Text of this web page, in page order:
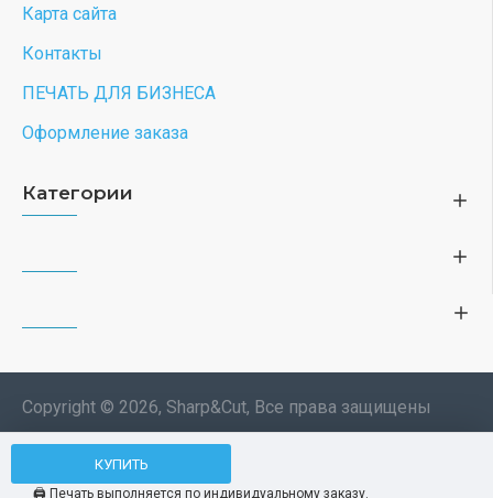
КУПИТЬ
🖨️ Печать выполняется по индивидуальному заказу.
Карта сайта
Контакты
ПЕЧАТЬ ДЛЯ БИЗНЕСА
Оформление заказа
Категории
Copyright © 2026, Sharp&Cut, Все права защищены
Типография. 🖨️ Печать всех
изделий по индивидуальному
Мы используем файлы cookie, чтобы вам